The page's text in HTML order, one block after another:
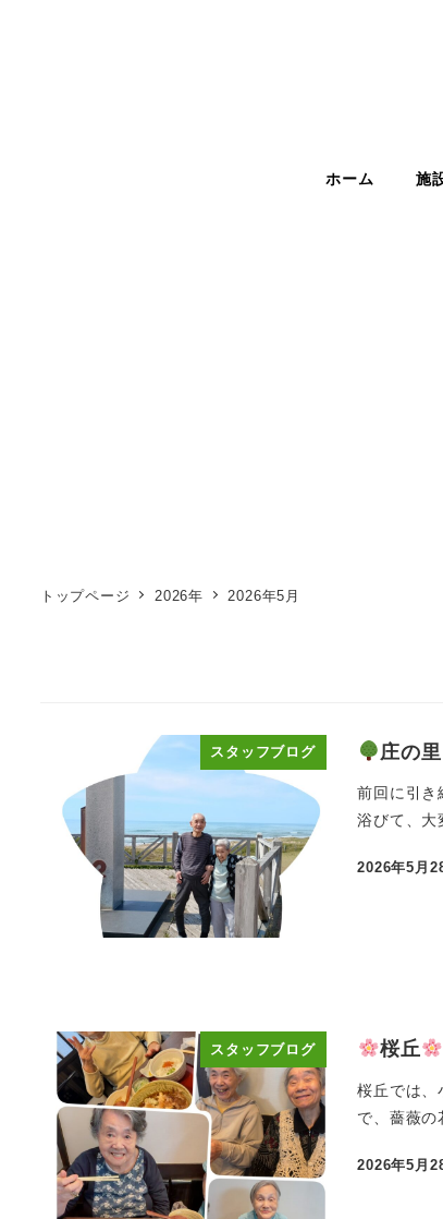
ホーム 施
トップページ 2026年 2026年5月
スタッフブログ 庄の里
前回に引き
浴びて、大
投稿日
2026年5月
スタッフブログ 桜丘
桜丘では、
で、薔薇
投稿日
2026年5月